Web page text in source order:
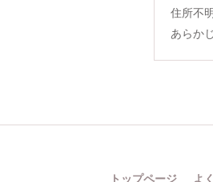
住所不
あらか
トップページ よ